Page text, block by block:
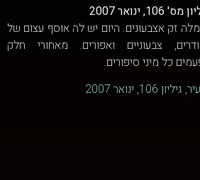
2007
זק אצבעונים. היום יש לה אוסף עצום של
צבעוניים ואפורים. מאחורי חלק
כל מיני סיפורים.
ינואר 2007